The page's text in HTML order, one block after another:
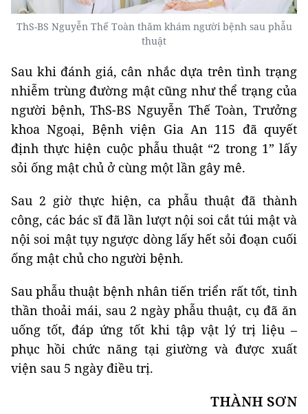
ThS-BS Nguyễn Thế Toàn thăm khám người bệnh sau phẫu
thuật
Sau khi đánh giá, cân nhắc dựa trên tình trạng
nhiễm trùng đường mật cũng như thể trạng của
người bệnh, ThS-BS Nguyễn Thế Toàn, Trưởng
khoa Ngoại, Bệnh viện Gia An 115 đã quyết
định thực hiện cuộc phẫu thuật “2 trong 1” lấy
sỏi ống mật chủ ở cùng một lần gây mê.
Sau 2 giờ thực hiện, ca phẫu thuật đã thành
công, các bác sĩ đã lần lượt nội soi cắt túi mật và
nội soi mật tụy ngược dòng lấy hết sỏi đoạn cuối
ống mật chủ cho người bệnh.
Sau phẫu thuật bệnh nhân tiến triển rất tốt, tinh
thần thoải mái, sau 2 ngày phẫu thuật, cụ đã ăn
uống tốt, đáp ứng tốt khi tập vật lý trị liệu –
phục hồi chức năng tại giường và được xuất
viện sau 5 ngày điều trị.
THÀNH SƠN